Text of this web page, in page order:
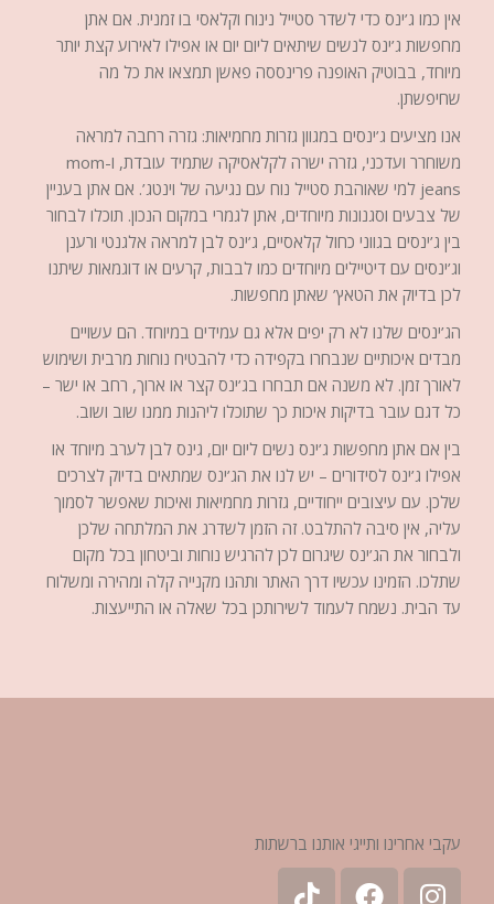
אין כמו ג’ינס כדי לשדר סטייל נינוח וקלאסי בו זמנית. אם אתן
מחפשות ג’ינס לנשים שיתאים ליום יום או אפילו לאירוע קצת יותר
מיוחד, בבוטיק האופנה פרינססה פאשן תמצאו את כל מה
שחיפשתן.
אנו מציעים ג’ינסים במגוון גזרות מחמיאות: גזרה רחבה למראה
משוחרר ועדכני, גזרה ישרה לקלאסיקה שתמיד עובדת, ו-mom
jeans למי שאוהבת סטייל נוח עם נגיעה של וינטג’. אם אתן בעניין
של צבעים וסגנונות מיוחדים, אתן לגמרי במקום הנכון. תוכלו לבחור
בין ג’ינסים בגווני כחול קלאסיים, ג’ינס לבן למראה אלגנטי ורענן
וג’ינסים עם דיטיילים מיוחדים כמו לבבות, קרעים או דוגמאות שיתנו
לכן בדיוק את הטאץ’ שאתן מחפשות.
הג’ינסים שלנו לא רק יפים אלא גם עמידים במיוחד. הם עשויים
מבדים איכותיים שנבחרו בקפידה כדי להבטיח נוחות מרבית ושימוש
לאורך זמן. לא משנה אם תבחרו בג’ינס קצר או ארוך, רחב או ישר –
כל דגם עובר בדיקות איכות כך שתוכלו ליהנות ממנו שוב ושוב.
בין אם אתן מחפשות ג’ינס נשים ליום יום, גינס לבן לערב מיוחד או
אפילו ג’ינס לסידורים – יש לנו את הג’ינס שמתאים בדיוק לצרכים
שלכן. עם עיצובים ייחודיים, גזרות מחמיאות ואיכות שאפשר לסמוך
עליה, אין סיבה להתלבט. זה הזמן לשדרג את המלתחה שלכן
ולבחור את הג’ינס שיגרום לכן להרגיש נוחות וביטחון בכל מקום
שתלכו. הזמינו עכשיו דרך האתר ותהנו מקנייה קלה ומהירה ומשלוח
עד הבית. נשמח לעמוד לשירותכן בכל שאלה או התייעצות.
עקבי אחרינו ותייגי אותנו ברשתות